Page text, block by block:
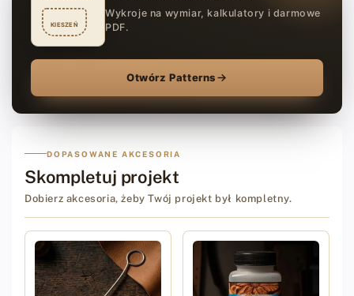
KIESZEŃ
Wykroje na wymiar, kalkulatory i darmowe
PDF.
Otwórz Patterns
DOPASOWANE AKCESORIA
Skompletuj projekt
Dobierz akcesoria, żeby Twój projekt był kompletny.